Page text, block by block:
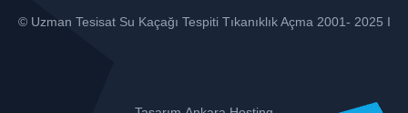
© Uzman Tesisat Su Kaçağı Tespiti Tıkanıklık Açma 2001- 2025 I